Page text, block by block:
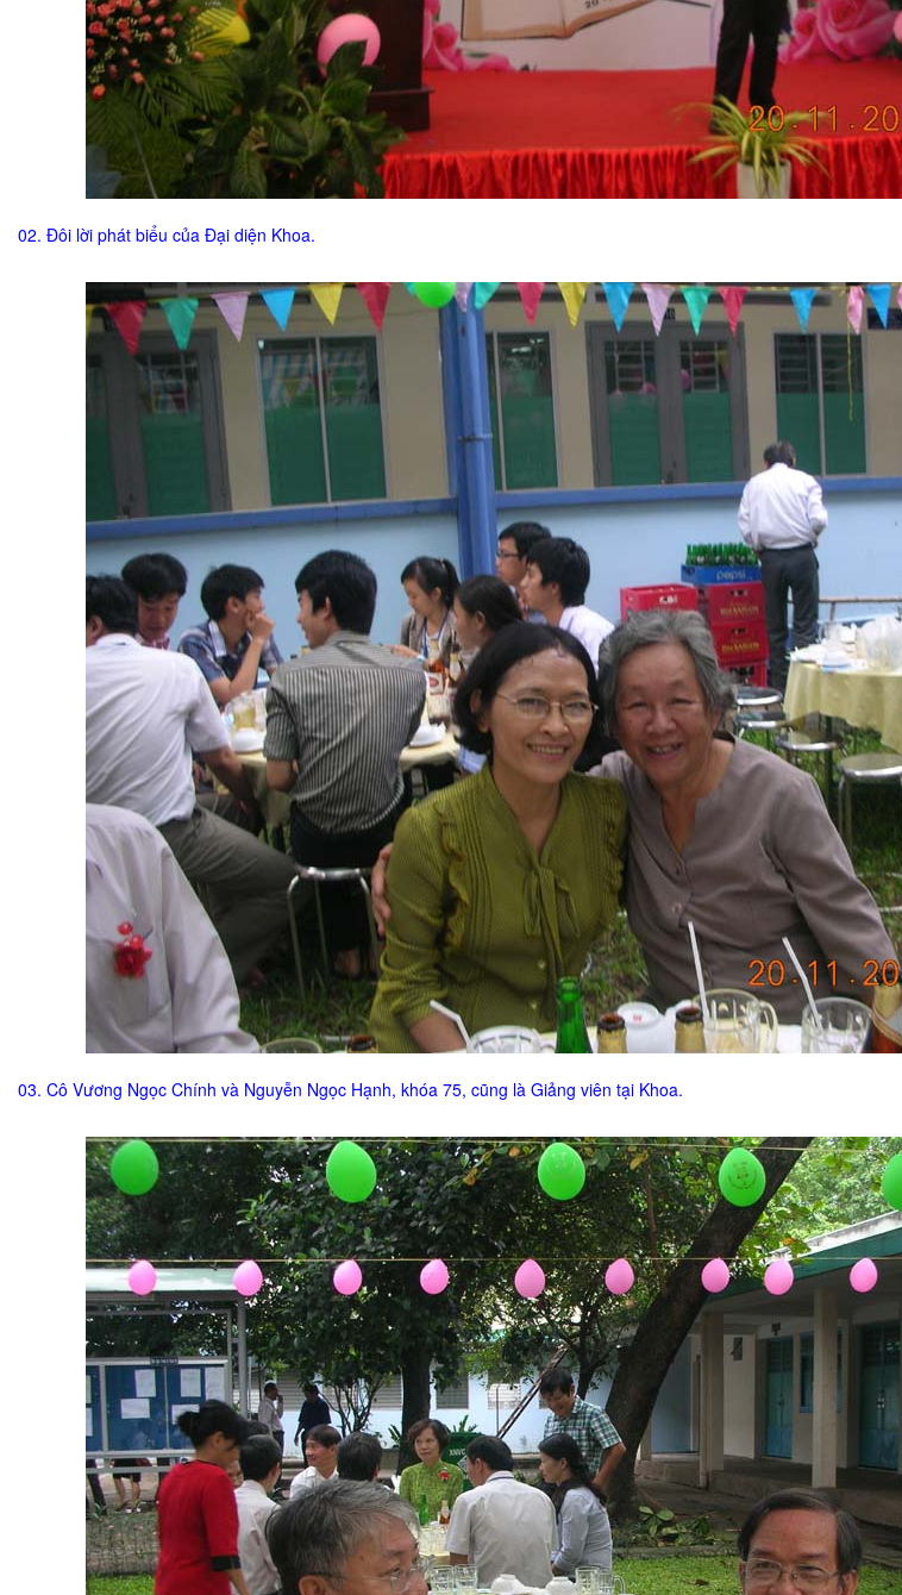
02. Đôi lời phát biểu của Đại diện Khoa.
03. Cô Vương Ngọc Chính và Nguyễn Ngọc Hạnh, khóa 75, cũng là Giảng viên tại Khoa.